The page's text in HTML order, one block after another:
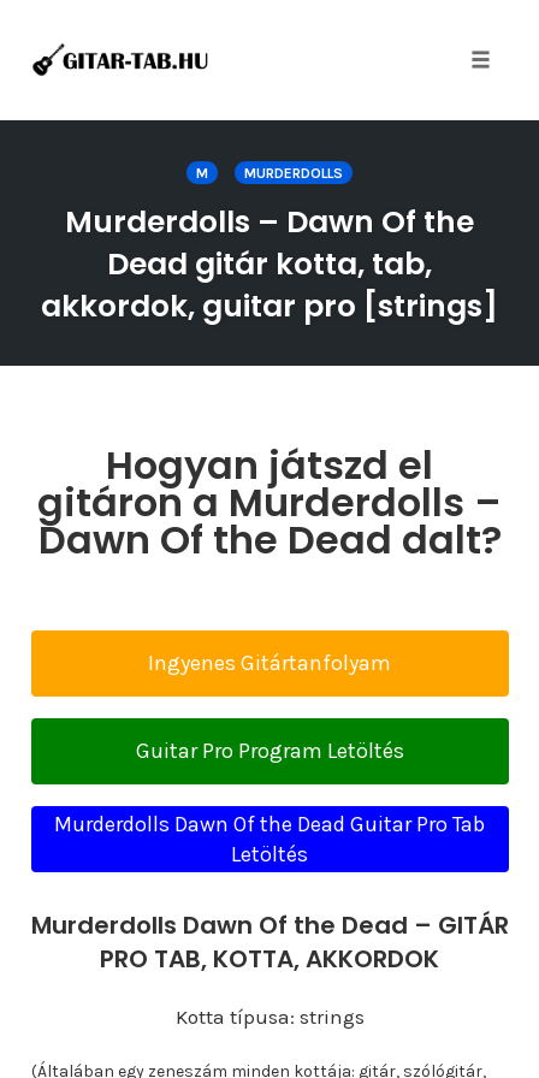
M MURDERDOLLS
Murderdolls – Dawn Of the
Dead gitár kotta, tab,
akkordok, guitar pro [strings]
Hogyan játszd el
gitáron a Murderdolls –
Dawn Of the Dead dalt?
Ingyenes Gitártanfolyam
Guitar Pro Program Letöltés
Murderdolls Dawn Of the Dead Guitar Pro Tab
Letöltés
Murderdolls Dawn Of the Dead – GITÁR
PRO TAB, KOTTA, AKKORDOK
Kotta típusa: strings
(Általában egy zeneszám minden kottája: gitár, szólógitár,